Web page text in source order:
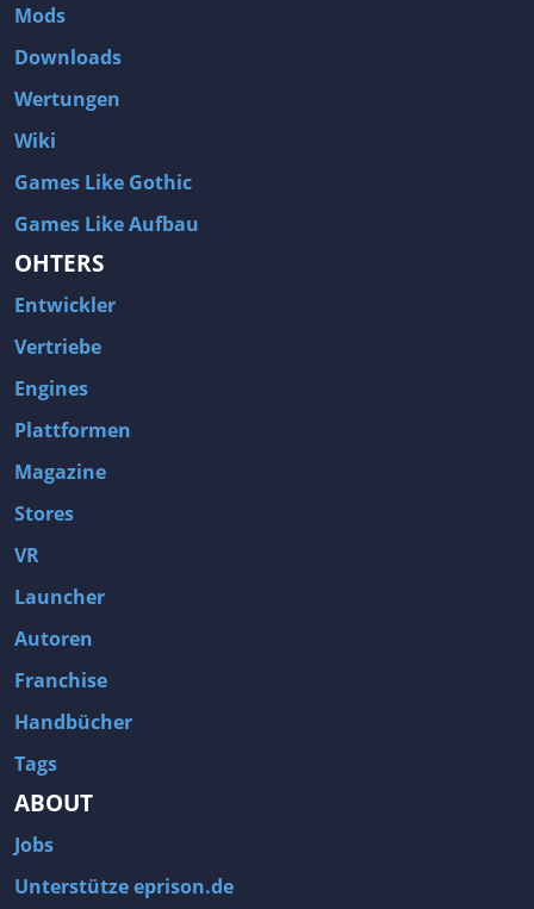
Mods
Downloads
Wertungen
Wiki
Games Like Gothic
Games Like Aufbau
OHTERS
Entwickler
Vertriebe
Engines
Plattformen
Magazine
Stores
VR
Launcher
Autoren
Franchise
Handbücher
Tags
ABOUT
Jobs
Unterstütze eprison.de